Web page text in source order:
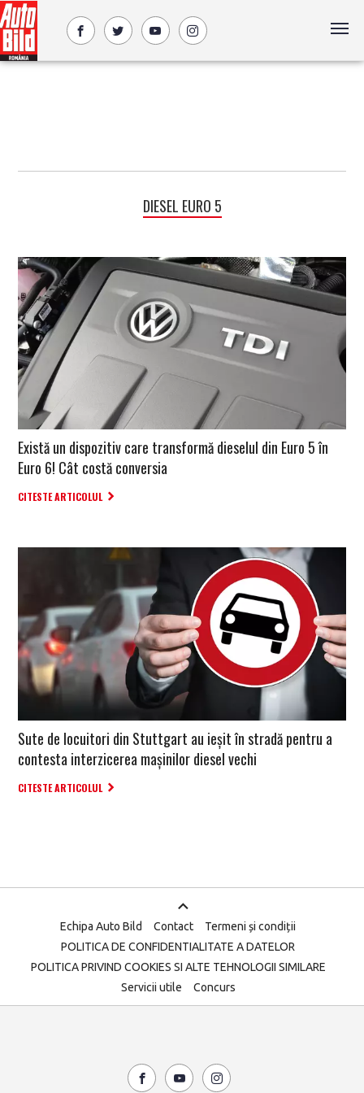
DIESEL EURO 5
Există un dispozitiv care transformă dieselul din Euro 5 în
Euro 6! Cât costă conversia
CITESTE ARTICOLUL
Sute de locuitori din Stuttgart au ieșit în stradă pentru a
contesta interzicerea mașinilor diesel vechi
CITESTE ARTICOLUL
Echipa Auto Bild Contact
Termeni și condiții
POLITICA DE CONFIDENTIALITATE A DATELOR
POLITICA PRIVIND COOKIES SI ALTE TEHNOLOGII SIMILARE
Servicii utile
Concurs